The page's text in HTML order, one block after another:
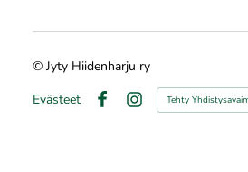
© Jyty Hiidenharju ry
Evästeet
Instagram
Tehty